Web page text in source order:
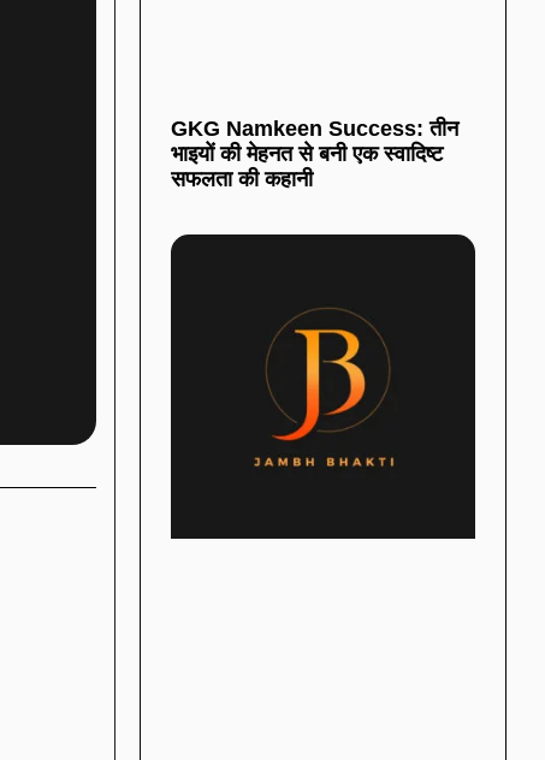
GKG Namkeen Success: तीन
भाइयों की मेहनत से बनी एक स्वादिष्ट
सफलता की कहानी